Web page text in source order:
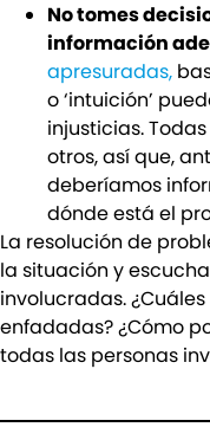
No tomes
información
apresuradas,
o ‘intuición’
injusticias.
otros, así que,
deberíamos
dónde está el
La resolución de
la situación y
involucradas.
enfadadas? ¿Cómo
todas las personas